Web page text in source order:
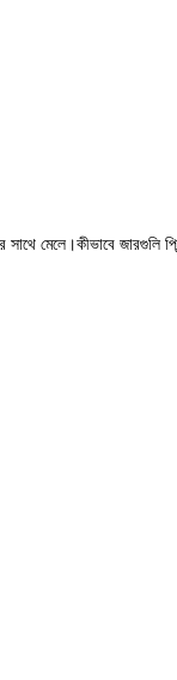
মেলে।কীভাবে জারগুলি